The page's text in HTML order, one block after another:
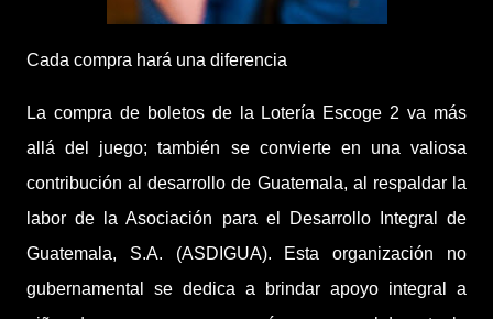
Cada compra hará una diferencia
La compra de boletos de la Lotería Escoge 2 va más
allá del juego; también se convierte en una valiosa
contribución al desarrollo de Guatemala, al respaldar la
labor de la Asociación para el Desarrollo Integral de
Guatemala, S.A. (ASDIGUA). Esta organización no
gubernamental se dedica a brindar apoyo integral a